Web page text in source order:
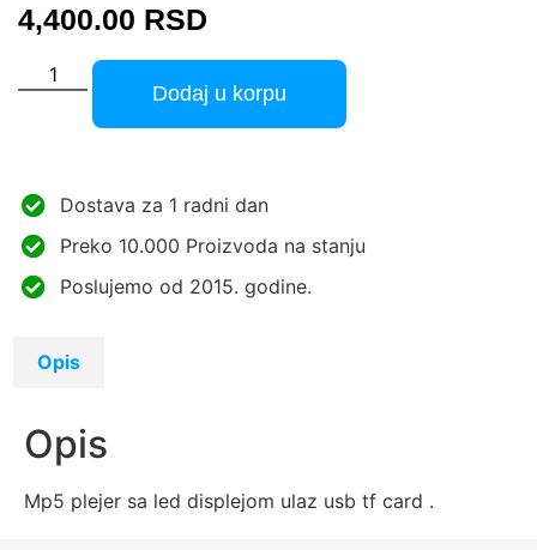
4,400.00 RSD
Dodaj u korpu
Dostava za 1 radni dan
Preko 10.000 Proizvoda na stanju
Poslujemo od 2015. godine.
Opis
Opis
Mp5 plejer sa led displejom ulaz usb tf card .